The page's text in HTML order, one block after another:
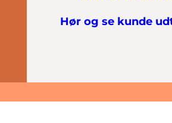
Hør og se kunde